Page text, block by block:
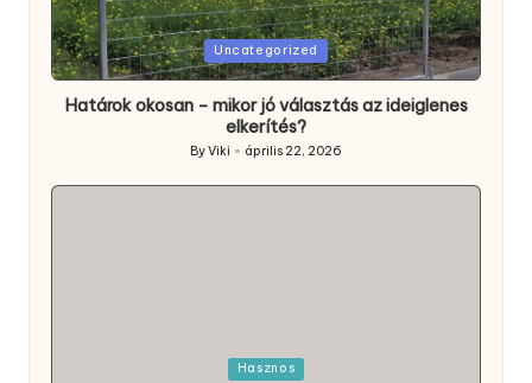
Posted
in
Uncategorized
Határok okosan – mikor jó választás az ideiglenes
elkerítés?
Posted
ByViki április 22, 2026
Hasznos